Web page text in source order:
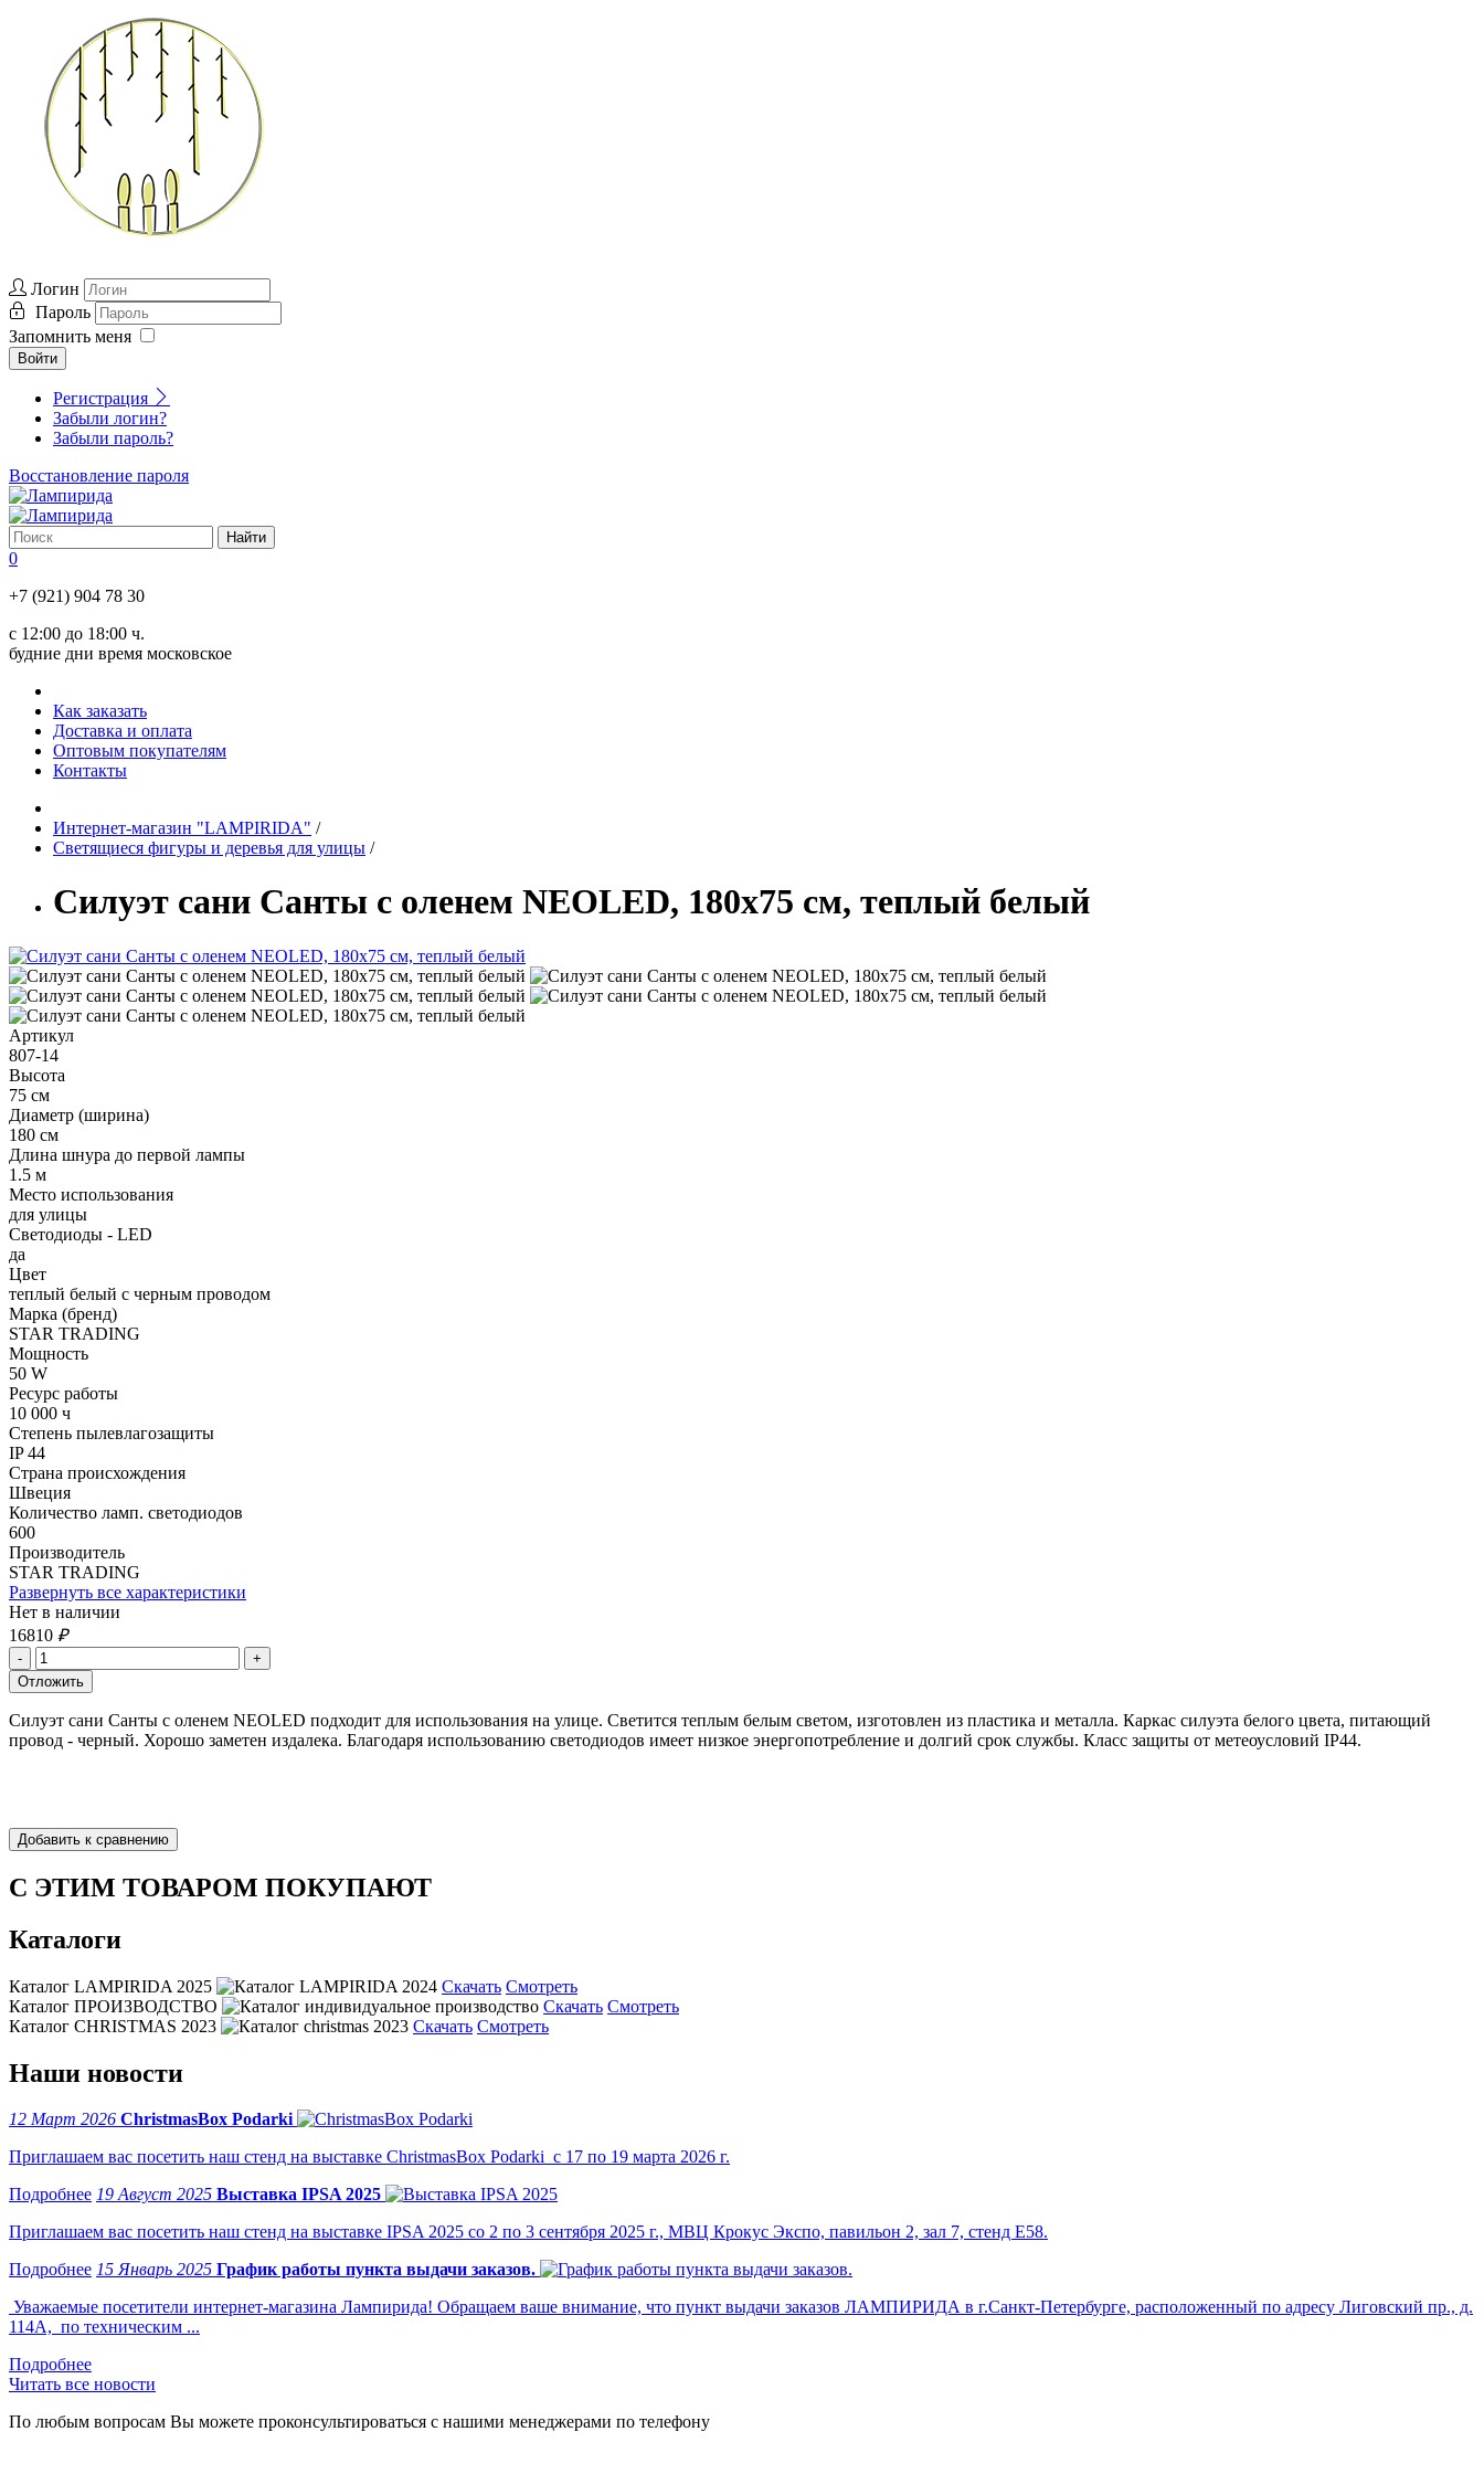
Логин
Пароль
Запомнить меня
Войти
Регистрация
Забыли логин?
Забыли пароль?
Восстановление пароля
0
+7 (921) 904 78 30
с 12:00 до 18:00 ч.
будние дни время московское
Как заказать
Доставка и оплата
Оптовым покупателям
Контакты
Интернет-магазин "LAMPIRIDA" /
Светящиеся фигуры и деревья для улицы /
Силуэт сани Санты с оленем NEOLED, 180х75 см, теплый белый
Артикул
807-14
Высота
75 см
Диаметр (ширина)
180 см
Длина шнура до первой лампы
1.5 м
Место использования
для улицы
Светодиоды - LED
да
Цвет
теплый белый с черным проводом
Марка (бренд)
STAR TRADING
Мощность
50 W
Ресурс работы
10 000 ч
Степень пылевлагозащиты
IP 44
Страна происхождения
Швеция
Количество ламп. светодиодов
600
Производитель
STAR TRADING
Развернуть все характеристики
Нет в наличии
16810 ₽
Силуэт сани Санты с оленем NEOLED подходит для использования на улице. Светится теплым белым светом, изготовлен из пластика и металла. Каркас силуэта белого цвета, питающий
провод - черный. Хорошо заметен издалека. Благодаря использованию светодиодов имеет низкое энергопотребление и долгий срок службы. Класс защиты от метеоусловий IP44.
С ЭТИМ ТОВАРОМ ПОКУПАЮТ
Каталоги
Каталог LAMPIRIDA 2025 Скачать Смотреть
Каталог ПРОИЗВОДСТВО
Скачать Смотреть
Каталог CHRISTMAS 2023
Скачать Смотреть
Наши новости
12 Март 2026 ChristmasBox Podarki
Приглашаем вас посетить наш стенд на выставке ChristmasBox Podarki с 17 по 19 марта 2026 г.
19 Август 2025 Выставка IPSA 2025
Приглашаем вас посетить наш стенд на выставке IPSA 2025 со 2 по 3 сентября 2025 г., МВЦ Крокус Экспо, павильон 2, зал 7, стенд Е58.
15 Январь 2025 График работы пункта выдачи заказов.
Уважаемые посетители интернет-магазина Лампирида! Обращаем ваше внимание, что пункт выдачи заказов ЛАМПИРИДА в г.Санкт-Петербурге, расположенный по адресу Лиговский пр., д.
114А, по техническим ...
Читать все новости
По любым вопросам Вы можете проконсультироваться с нашими менеджерами по телефону